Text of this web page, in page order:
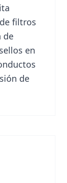
filtros
de
en
de